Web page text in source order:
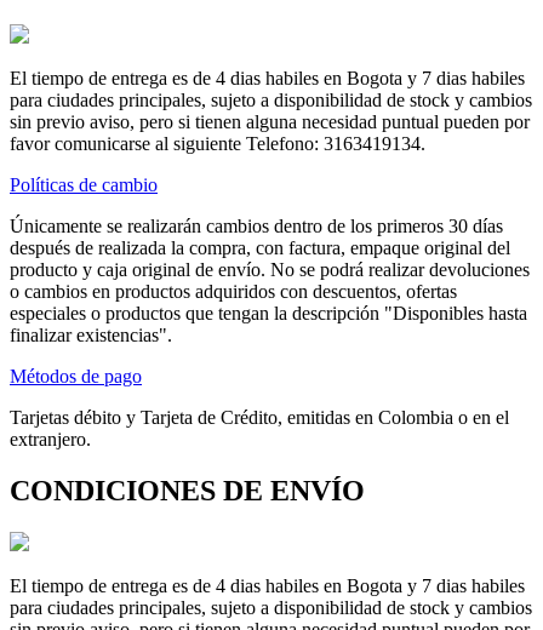
El tiempo de entrega es de 4 dias habiles en Bogota y 7 dias habiles
para ciudades principales, sujeto a disponibilidad de stock y cambios
sin previo aviso, pero si tienen alguna necesidad puntual pueden por
favor comunicarse al siguiente Telefono: 3163419134.
Políticas de cambio
Únicamente se realizarán cambios dentro de los primeros 30 días
después de realizada la compra, con factura, empaque original del
producto y caja original de envío. No se podrá realizar devoluciones
o cambios en productos adquiridos con descuentos, ofertas
especiales o productos que tengan la descripción "Disponibles hasta
finalizar existencias".
Métodos de pago
Tarjetas débito y Tarjeta de Crédito, emitidas en Colombia o en el
extranjero.
CONDICIONES DE ENVÍO
El tiempo de entrega es de 4 dias habiles en Bogota y 7 dias habiles
para ciudades principales, sujeto a disponibilidad de stock y cambios